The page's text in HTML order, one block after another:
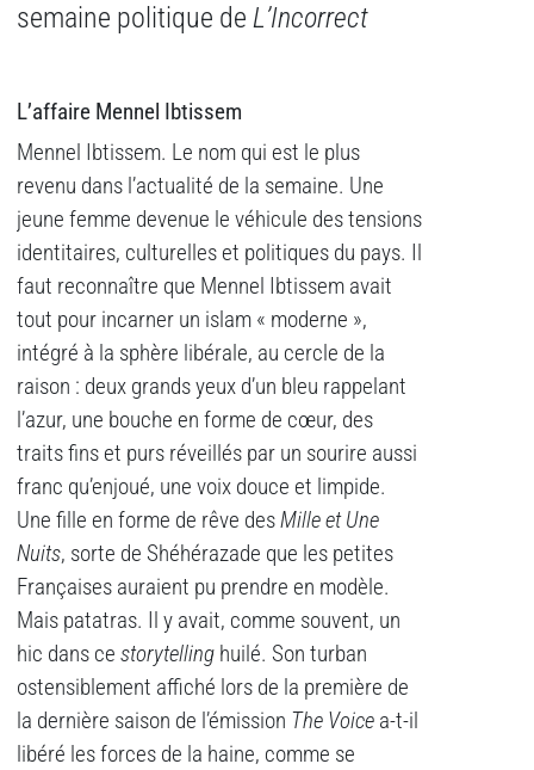
semaine politique de L’Incorrect
L’affaire Mennel Ibtissem
Mennel Ibtissem. Le nom qui est le plus
revenu dans l’actualité de la semaine. Une
jeune femme devenue le véhicule des tensions
identitaires, culturelles et politiques du pays. Il
faut reconnaître que Mennel Ibtissem avait
tout pour incarner un islam « moderne »,
intégré à la sphère libérale, au cercle de la
raison : deux grands yeux d’un bleu rappelant
l’azur, une bouche en forme de cœur, des
traits fins et purs réveillés par un sourire aussi
franc qu’enjoué, une voix douce et limpide.
Une fille en forme de rêve desMille et Une
Nuits, sorte de Shéhérazade que les petites
Françaises auraient pu prendre en modèle.
Mais patatras. Il y avait, comme souvent, un
hic dans ce storytelling huilé. Son turban
ostensiblement affiché lors de la première de
la dernière saison de l’émission The Voice a-t-il
libéré les forces de la haine, comme se